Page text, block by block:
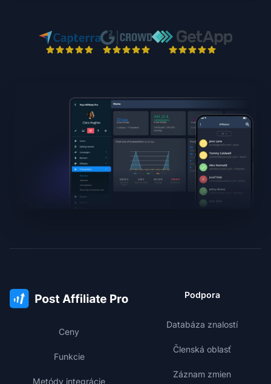
Ceny
Funkcie
Metódy integrácie
Podpora
Databáza znalostí
Členská oblasť
Záznam zmien